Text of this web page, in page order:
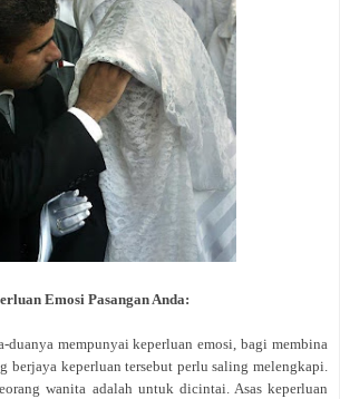
Emosi Pasangan Anda:
duanya mempunyai keperluan emosi, bagi membina
berjaya keperluan tersebut perlu saling melengkapi.
wanita adalah untuk dicintai. Asas keperluan